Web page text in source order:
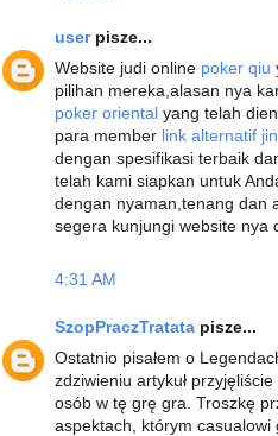
user pisze...
Website judi online poker qiu
pilihan mereka,alasan nya
poker oriental yang telah
para member link alternatif
dengan spesifikasi terbaik
telah kami siapkan untuk
dengan nyaman,tenang dan
segera kunjungi website nya
4:31 AM
SzopPraczTratata pisze...
Ostatnio pisałem o
zdziwieniu artykuł
osób w tę grę gra. Troszkę
aspektach, którym casualowi